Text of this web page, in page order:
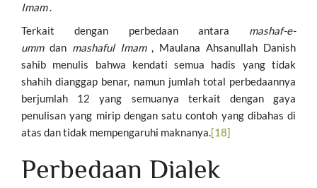
Imam.
Terkait dengan perbedaan antara mashaf-e-
ummdan mashaful Imam, Maulana Ahsanullah Danish
sahib menulis bahwa kendati semua hadis yang tidak
shahih dianggap benar, namun jumlah total perbedaannya
berjumlah 12 yang semuanya terkait dengan gaya
penulisan yang mirip dengan satu contoh yang dibahas di
atas dan tidak mempengaruhi maknanya.[18]
Perbedaan Dialek